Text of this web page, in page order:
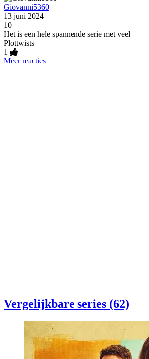
Giovanni5360
13 juni 2024
10
Het is een hele spannende serie met veel
Plottwists
1
Meer reacties
Vergelijkbare series (62)